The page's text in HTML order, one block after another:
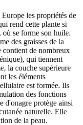
les propriétés de
rend cette plante si
où se forme son huile.
des graisses de la
contient de nombreux
qui tiennent
la couche supérieure
les éléments
est formée. Ils
des fonctions
d'onagre protège ainsi
naturelle. Elle
de la peau.